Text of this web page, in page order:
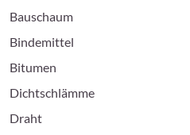
Bauschaum
Bindemittel
Bitumen
Dichtschlämme
Draht